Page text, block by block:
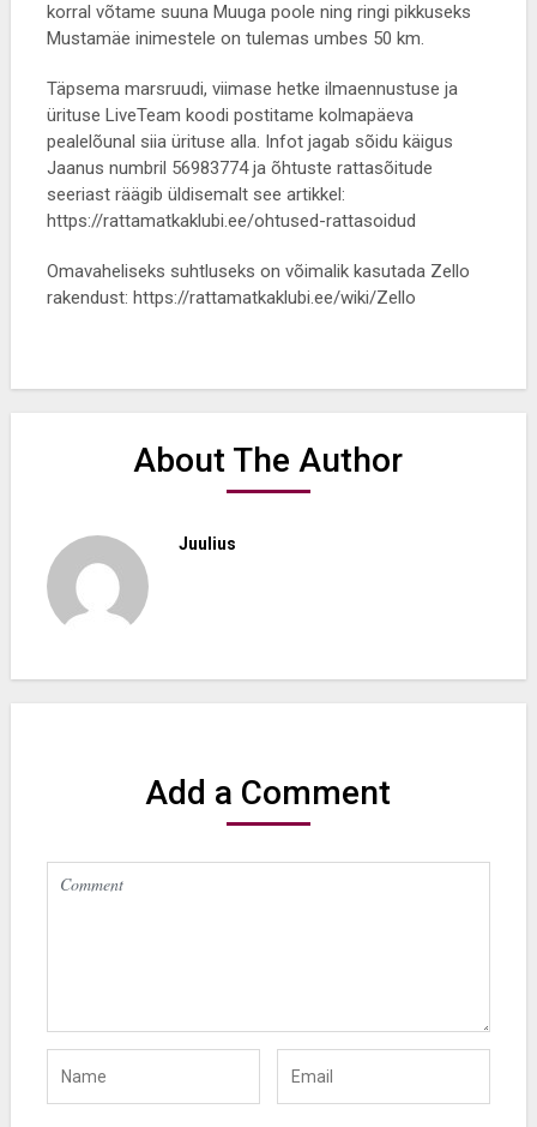
korral võtame suuna Muuga poole ning ringi pikkuseks
Mustamäe inimestele on tulemas umbes 50 km.
Täpsema marsruudi, viimase hetke ilmaennustuse ja
ürituse LiveTeam koodi postitame kolmapäeva
pealelõunal siia ürituse alla. Infot jagab sõidu käigus
Jaanus numbril 56983774 ja õhtuste rattasõitude
seeriast räägib üldisemalt see artikkel:
https://rattamatkaklubi.ee/ohtused-rattasoidud
Omavaheliseks suhtluseks on võimalik kasutada Zello
rakendust: https://rattamatkaklubi.ee/wiki/Zello
About The Author
Juulius
Add a Comment